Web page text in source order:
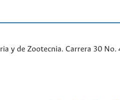
y de Zootecnia. Carrera 30